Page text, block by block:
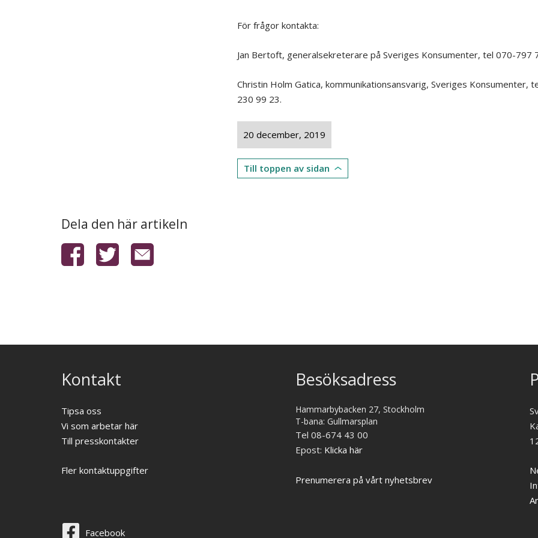
För frågor kontakta:
Jan Bertoft, generalsekreterare på Sveriges Konsumenter, tel 070-797
Christin Holm Gatica, kommunikationsansvarig, Sveriges Konsumenter,
230 99 23.
20 december, 2019
Till toppen av sidan
Dela den här artikeln
Kontakt
Tipsa oss
Vi som arbetar här
Till presskontakter
Fler kontaktuppgifter
Facebook
Besöksadress
Hammarbybacken 27, Stockholm
T-bana: Gullmarsplan
Tel 08-674 43 00
Epost: Klicka här
Prenumerera på vårt nyhetsbrev